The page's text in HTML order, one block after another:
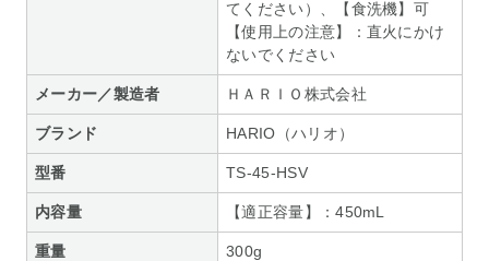
てください）、【食洗機】可
【使用上の注意】：直火にかけ
ないでください
メーカー／製造者 ＨＡＲＩＯ株式会社
ブランド HARIO（ハリオ）
型番 TS-45-HSV
内容量 【適正容量】：450mL
重量 300g